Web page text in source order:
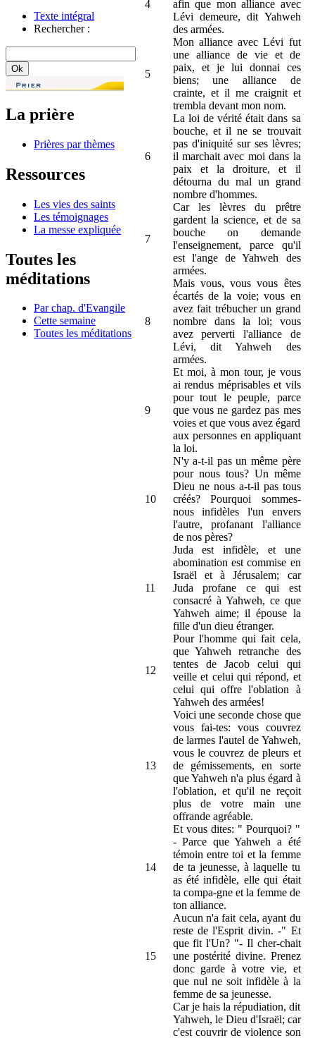
Texte intégral
Rechercher :
La prière
Prières par thèmes
Ressources
Les vies des saints
Les témoignages
La messe expliquée
Toutes les
méditations
Par chap. d'Evangile
Cette semaine
Toutes les méditations
4
afin que mon alliance avec
Lévi demeure, dit Yahweh
des armées.
5
Mon alliance avec Lévi fut
une alliance de vie et de
paix, et je lui donnai ces
biens; une alliance de
crainte, et il me craignit et
trembla devant mon nom.
6
La loi de vérité était dans sa
bouche, et il ne se trouvait
pas d'iniquité sur ses lèvres;
il marchait avec moi dans la
paix et la droiture, et il
détourna du mal un grand
nombre d'hommes.
7
Car les lèvres du prêtre
gardent la science, et de sa
bouche on demande
l'enseignement, parce qu'il
est l'ange de Yahweh des
armées.
8
Mais vous, vous vous êtes
écartés de la voie; vous en
avez fait trébucher un grand
nombre dans la loi; vous
avez perverti l'alliance de
Lévi, dit Yahweh des
armées.
9
Et moi, à mon tour, je vous
ai rendus méprisables et vils
pour tout le peuple, parce
que vous ne gardez pas mes
voies et que vous avez égard
aux personnes en appliquant
la loi.
10
N'y a-t-il pas un même père
pour nous tous? Un même
Dieu ne nous a-t-il pas tous
créés? Pourquoi sommes-
nous infidèles l'un envers
l'autre, profanant l'alliance
de nos pères?
11
Juda est infidèle, et une
abomination est commise en
Israël et à Jérusalem; car
Juda profane ce qui est
consacré à Yahweh, ce que
Yahweh aime; il épouse la
fille d'un dieu étranger.
12
Pour l'homme qui fait cela,
que Yahweh retranche des
tentes de Jacob celui qui
veille et celui qui répond, et
celui qui offre l'oblation à
Yahweh des armées!
13
Voici une seconde chose que
vous fai-tes: vous couvrez
de larmes l'autel de Yahweh,
vous le couvrez de pleurs et
de gémissements, en sorte
que Yahweh n'a plus égard à
l'oblation, et qu'il ne reçoit
plus de votre main une
offrande agréable.
14
Et vous dites: " Pourquoi? "
- Parce que Yahweh a été
témoin entre toi et la femme
de ta jeunesse, à laquelle tu
as été infidèle, elle qui était
ta compa-gne et la femme de
ton alliance.
15
Aucun n'a fait cela, ayant du
reste de l'Esprit divin. -" Et
que fit l'Un? "- Il cher-chait
une postérité divine. Prenez
donc garde à votre vie, et
que nul ne soit infidèle à la
femme de sa jeunesse.
Car je hais la répudiation, dit
Yahweh, le Dieu d'Israël; car
c'est couvrir de violence son